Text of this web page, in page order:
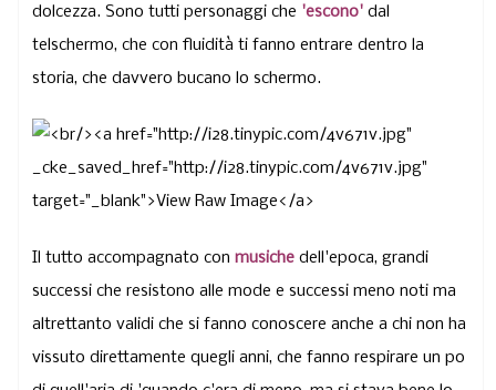
dolcezza. Sono tutti personaggi che 'escono'dal
telschermo, che con fluidità ti fanno entrare dentro la
storia, che davvero bucano lo schermo.
Il tutto accompagnato conmusichedell'epoca, grandi
successi che resistono alle mode e successi meno noti ma
altrettanto validi che si fanno conoscere anche a chi non ha
vissuto direttamente quegli anni, che fanno respirare un po